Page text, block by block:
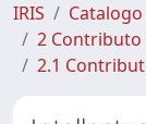
IRIS
2 Contributo
2.1